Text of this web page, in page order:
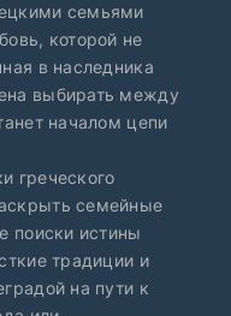
семьями
которой не
в наследника
выбирать между
началом цепи
греческого
семейные
поиски истины
традиции и
на пути к